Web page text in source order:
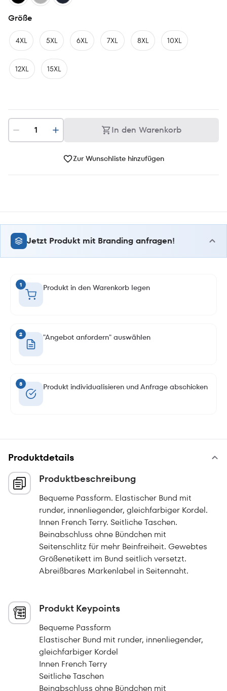
Größe
4XL 5XL 6XL 7XL 8XL 10XL
12XL 15XL
In den Warenkorb
Zur Wunschliste hinzufügen
Jetzt Produkt mit Branding anfragen!
1 Produkt in den Warenkorb legen
2 "Angebot anfordern" auswählen
3 Produkt individualisieren und Anfrage abschicken
Produktdetails
Produktbeschreibung
Bequeme Passform. Elastischer Bund mit
runder, innenliegender, gleichfarbiger Kordel.
Innen French Terry. Seitliche Taschen.
Beinabschluss ohne Bündchen mit
Seitenschlitz für mehr Beinfreiheit. Gewebtes
Größenetikett im Bund seitlich versetzt.
Abreißbares Markenlabel in Seitennaht.
Produkt Keypoints
Bequeme Passform
Elastischer Bund mit runder, innenliegender,
gleichfarbiger Kordel
Innen French Terry
Seitliche Taschen
Beinabschluss ohne Bündchen mit